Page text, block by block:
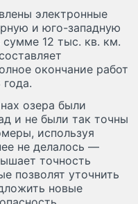
электронные
и юго-западную
12 тыс. кв. км.
окончание работ
озера были
и не были так точны
используя
не делалось —
точность
позволят уточнить
новые